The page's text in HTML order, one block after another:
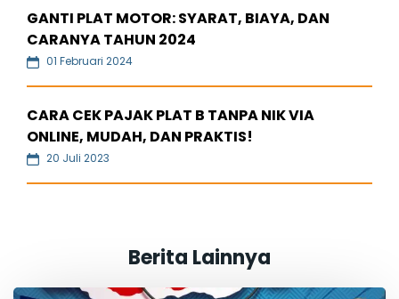
GANTI PLAT MOTOR: SYARAT, BIAYA, DAN
CARANYA TAHUN 2024
01 Februari 2024
CARA CEK PAJAK PLAT B TANPA NIK VIA
ONLINE, MUDAH, DAN PRAKTIS!
20 Juli 2023
Berita Lainnya